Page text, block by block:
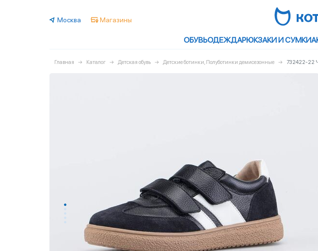
Москва Магазины
ОБУВЬОДЕЖДАРЮКЗАКИ И СУМКИ
Главная Каталог Детская обувь Детские ботинки, Полуботинки демисезонные 732422-22